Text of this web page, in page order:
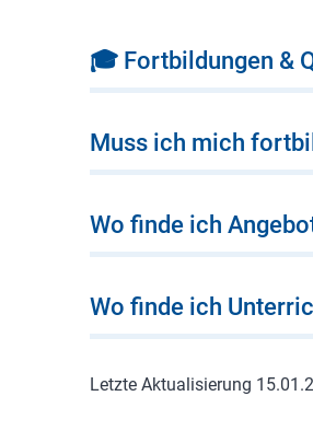
🎓 Fortbildungen &
Muss ich mich
Wo finde ich
Wo finde ich
Letzte Aktualisierung